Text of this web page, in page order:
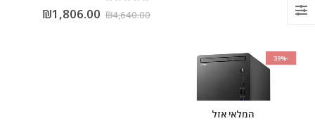
₪4,640.00
₪1,806.00
-39%
המלאי אזל